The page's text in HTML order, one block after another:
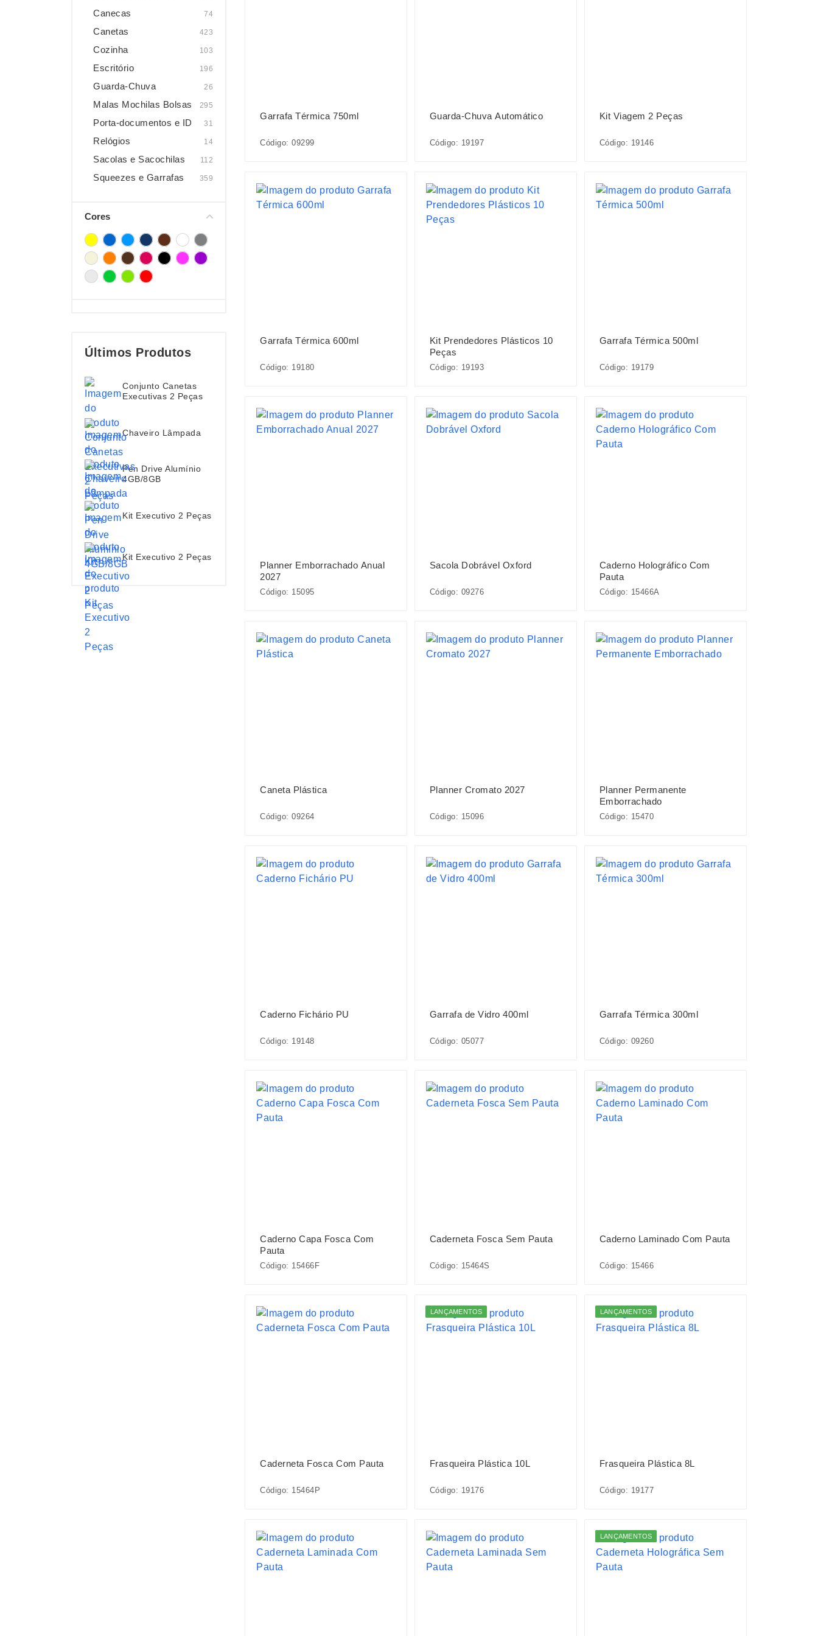
Canecas 74
Canetas 423
Cozinha 103
Escritório 196
Guarda-Chuva 26
Malas Mochilas Bolsas 295
Porta-documentos e ID 31
Relógios 14
Sacolas e Sacochilas 112
Squeezes e Garrafas 359
Cores
Últimos Produtos
Conjunto Canetas
Executivas 2 Peças
Chaveiro Lâmpada
Pen Drive Alumínio
4GB/8GB
Kit Executivo 2 Peças
Kit Executivo 2 Peças
Garrafa Térmica 750ml
Código: 09299
Guarda-Chuva Automático
Código: 19197
Kit Viagem 2 Peças
Código: 19146
Garrafa Térmica 600ml
Código: 19180
Kit Prendedores Plásticos 10
Peças
Código: 19193
Garrafa Térmica 500ml
Código: 19179
Planner Emborrachado Anual
2027
Código: 15095
Sacola Dobrável Oxford
Código: 09276
Caderno Holográfico Com
Pauta
Código: 15466A
Caneta Plástica
Código: 09264
Planner Cromato 2027
Código: 15096
Planner Permanente
Emborrachado
Código: 15470
Caderno Fichário PU
Código: 19148
Garrafa de Vidro 400ml
Código: 05077
Garrafa Térmica 300ml
Código: 09260
Caderno Capa Fosca Com
Pauta
Código: 15466F
Caderneta Fosca Sem Pauta
Código: 15464S
Caderno Laminado Com Pauta
Código: 15466
Caderneta Fosca Com Pauta
Código: 15464P
LANÇAMENTOS
Frasqueira Plástica 10L
Código: 19176
LANÇAMENTOS
Frasqueira Plástica 8L
Código: 19177
LANÇAMENTOS